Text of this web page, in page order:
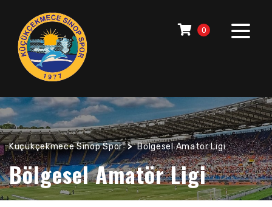
0
Küçükçekmece Sinop Spor > Bölgesel Amatör Ligi
Bölgesel Amatör Ligi